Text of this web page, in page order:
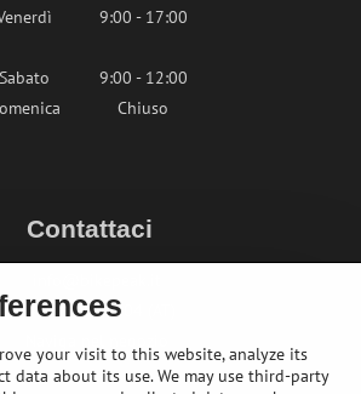
9:00 - 17:00
Sabato
9:00 - 12:00
Chiuso
Contattaci
+436764858804 (AT)
your visit to this website, analyze its
data about its use. We may use third-party